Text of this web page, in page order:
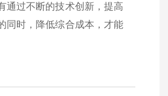
通过不断的技术创新，提高
同时，降低综合成本，才能